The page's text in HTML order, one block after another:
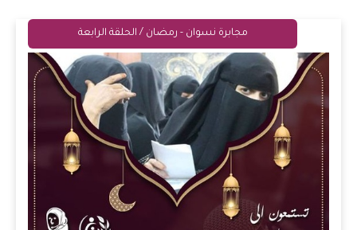
مجابرة نسوان - رمضان / الحلقة الرابعة